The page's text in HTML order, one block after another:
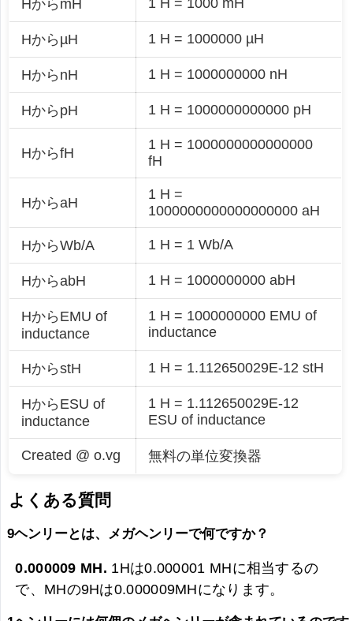
HからmH
HからµH 1 H = 1000000 µH
HからnH 1 H = 1000000000 nH
HからpH 1 H = 1000000000000 pH
HからfH
1 H = 1000000000000000
fH
HからaH
1 H =
1000000000000000000 aH
HからWb/A 1 H = 1 Wb/A
HからabH 1 H = 1000000000 abH
HからEMU of
inductance
1 H = 1000000000 EMU of
inductance
HからstH 1 H = 1.112650029E-12 stH
HからESU of
inductance
1 H = 1.112650029E-12
ESU of inductance
Created @ o.vg 無料の単位変換器
よくある質問
9ヘンリーとは、メガヘンリーで何ですか？
0.000009 MH. 1Hは0.000001 MHに相当するの
で、MHの9Hは0.000009MHになります。